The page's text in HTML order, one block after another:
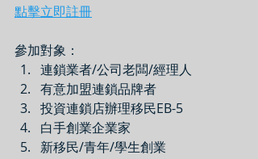
點擊立即註冊
參加對象：
連鎖業者/公司老闆/經理人
有意加盟連鎖品牌者
投資連鎖店辦理移民EB-5
白手創業企業家
新移民/青年/學生創業